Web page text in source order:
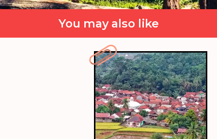
​​कान्हा नेशनल पार्क, मंडला​
यह शहर कान्हा नेशनल पार्क के कारण मंडला बाघों और बारहसिंघों
के लिए जाना जाता है।
You may also like